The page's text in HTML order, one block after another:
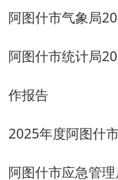
阿图什市人力资源和
建设工作报告
阿图什市国资委2025
阿图什市交通运输局